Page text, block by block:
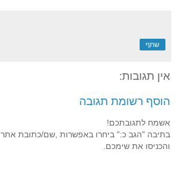
שתף
אין תגובות:
הוסף רשומת תגובה
אשמח לתגובתכם!
בתיבה "הגב כ:" ביחרו באפשרות ,שם/כתובת אתר
והכניסו את שימכם.